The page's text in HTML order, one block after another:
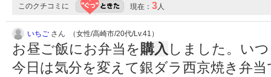
このクチコミに 現在： 3人
いちご さん （女性/高崎市/20代/Lv.41）
お昼ご飯にお弁当を購入 しました。い
今日は気分を変えて銀ダラ西京焼き弁